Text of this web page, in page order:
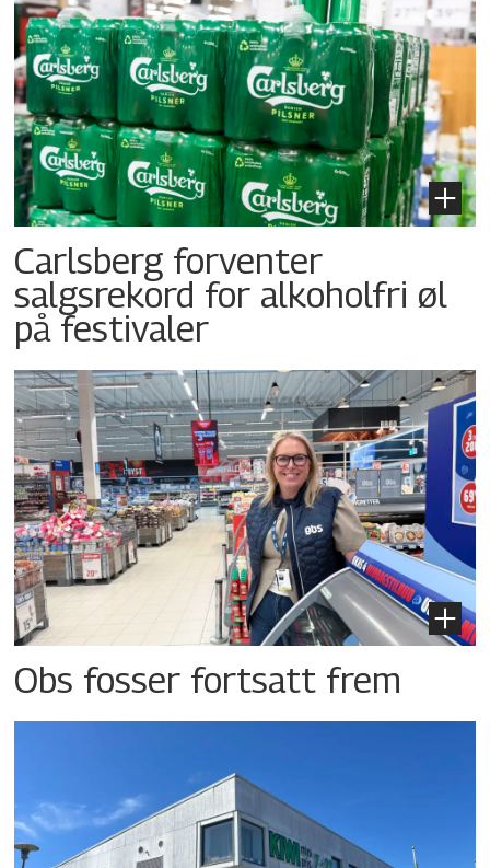
Carlsberg forventer
salgsrekord for alkoholfri øl
på festivaler
Obs fosser fortsatt frem